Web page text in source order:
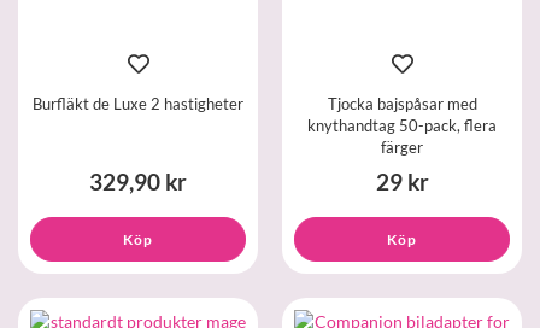
Burfläkt de Luxe 2 hastigheter
329,90 kr
Köp
Tjocka bajspåsar med
knythandtag 50-pack, flera
färger
29 kr
Köp